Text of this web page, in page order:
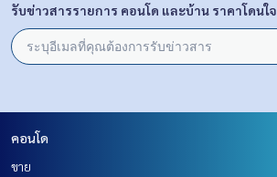
รับข่าวสารรายการ คอนโด และบ้าน ราคาโดนใจ
คอนโด
ขาย